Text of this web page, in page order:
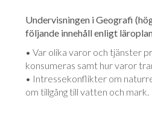
Undervisningen i Geografi
följande innehåll enligt
• Var olika varor och tjänster
konsumeras samt hur varor
• Intressekonflikter om
om tillgång till vatten och mark.